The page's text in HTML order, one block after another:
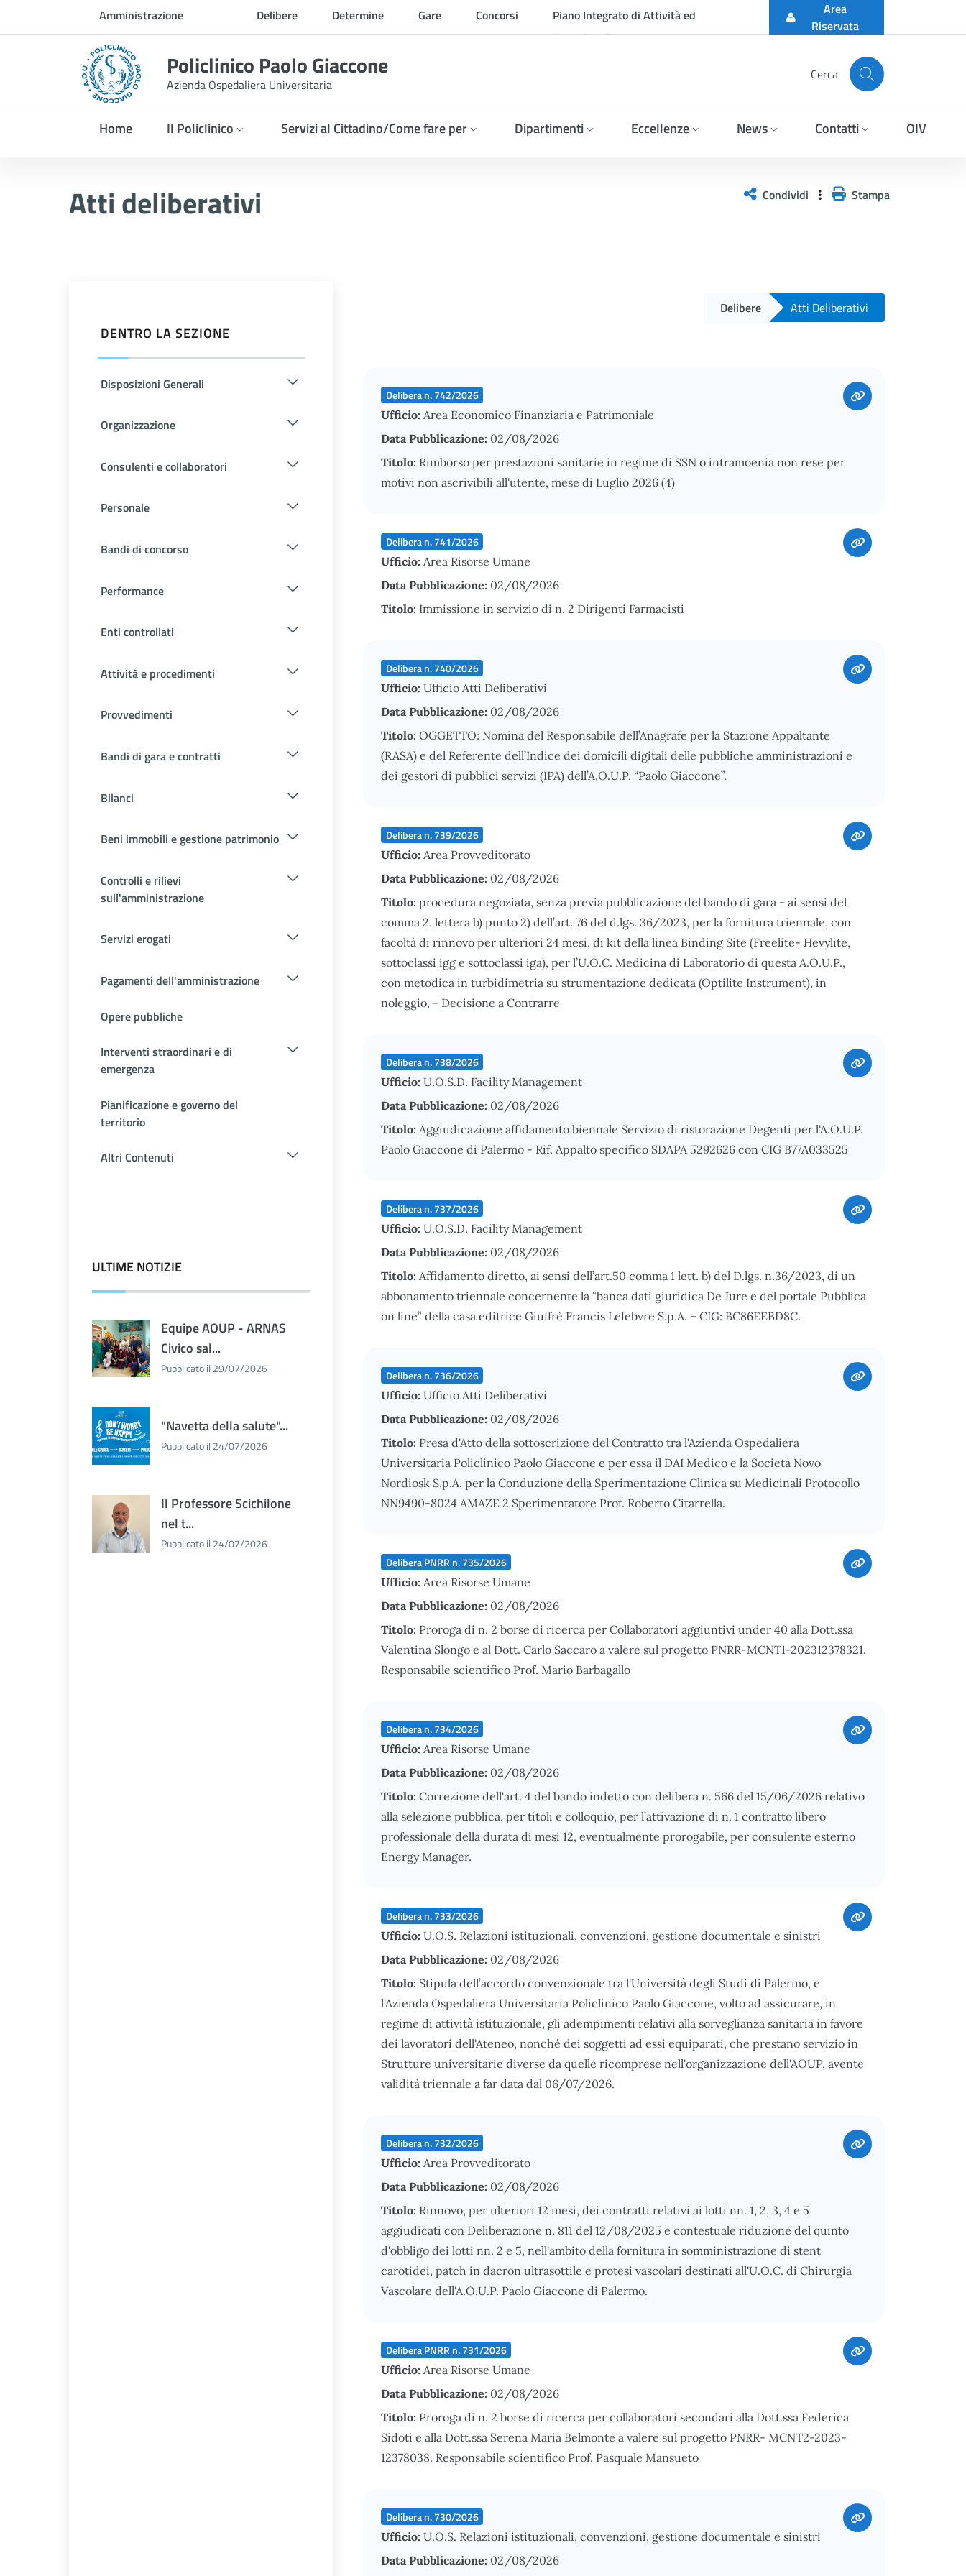
Skip to Main ContentAmministrazione
trasparente
Delibere Determine Gare Concorsi
Piano Integrato di Attività ed
Organizzazione
Area
Riservata
Policlinico Paolo Giaccone
Azienda Ospedaliera Universitaria
Cerca
Home Il Policlinico Servizi al Cittadino/Come fare per Dipartimenti Eccellenze News Contatti OIV
Atti deliberativi Condividi Stampa
DENTRO LA SEZIONE
Disposizioni Generali
Organizzazione
Consulenti e collaboratori
Personale
Bandi di concorso
Performance
Enti controllati
Attività e procedimenti
Provvedimenti
Bandi di gara e contratti
Bilanci
Beni immobili e gestione patrimonio
Controlli e rilievi
sull'amministrazione
Servizi erogati
Pagamenti dell'amministrazione
Opere pubbliche
Interventi straordinari e di
emergenza
Pianificazione e governo del
territorio
Altri Contenuti
ULTIME NOTIZIE
Equipe AOUP - ARNAS
Civico sal...
Pubblicato il 29/07/2026
"Navetta della salute"...
Pubblicato il 24/07/2026
Il Professore Scichilone
nel t...
Pubblicato il 24/07/2026
Delibere Atti Deliberativi
Delibera n. 742/2026
Ufficio: Area Economico Finanziaria e Patrimoniale
Data Pubblicazione: 02/08/2026
Titolo: Rimborso per prestazioni sanitarie in regime di SSN o intramoenia non rese per
motivi non ascrivibili all'utente, mese di Luglio 2026 (4)
Delibera n. 741/2026
Ufficio: Area Risorse Umane
Data Pubblicazione: 02/08/2026
Titolo: Immissione in servizio di n. 2 Dirigenti Farmacisti
Delibera n. 740/2026
Ufficio: Ufficio Atti Deliberativi
Data Pubblicazione: 02/08/2026
Titolo: OGGETTO: Nomina del Responsabile dell’Anagrafe per la Stazione Appaltante
(RASA) e del Referente dell’Indice dei domicili digitali delle pubbliche amministrazioni e
dei gestori di pubblici servizi (IPA) dell’A.O.U.P. “Paolo Giaccone”.
Delibera n. 739/2026
Ufficio: Area Provveditorato
Data Pubblicazione: 02/08/2026
Titolo: procedura negoziata, senza previa pubblicazione del bando di gara - ai sensi del
comma 2. lettera b) punto 2) dell’art. 76 del d.lgs. 36/2023, per la fornitura triennale, con
facoltà di rinnovo per ulteriori 24 mesi, di kit della linea Binding Site (Freelite- Hevylite,
sottoclassi igg e sottoclassi iga), per l’U.O.C. Medicina di Laboratorio di questa A.O.U.P.,
con metodica in turbidimetria su strumentazione dedicata (Optilite Instrument), in
noleggio, - Decisione a Contrarre
Delibera n. 738/2026
Ufficio: U.O.S.D. Facility Management
Data Pubblicazione: 02/08/2026
Titolo: Aggiudicazione affidamento biennale Servizio di ristorazione Degenti per l'A.O.U.P.
Paolo Giaccone di Palermo - Rif. Appalto specifico SDAPA 5292626 con CIG B77A033525
Delibera n. 737/2026
Ufficio: U.O.S.D. Facility Management
Data Pubblicazione: 02/08/2026
Titolo: Affidamento diretto, ai sensi dell’art.50 comma 1 lett. b) del D.lgs. n.36/2023, di un
abbonamento triennale concernente la “banca dati giuridica De Jure e del portale Pubblica
on line” della casa editrice Giuffrè Francis Lefebvre S.p.A. – CIG: BC86EEBD8C.
Delibera n. 736/2026
Ufficio: Ufficio Atti Deliberativi
Data Pubblicazione: 02/08/2026
Titolo: Presa d'Atto della sottoscrizione del Contratto tra l'Azienda Ospedaliera
Universitaria Policlinico Paolo Giaccone e per essa il DAI Medico e la Società Novo
Nordiosk S.p.A, per la Conduzione della Sperimentazione Clinica su Medicinali Protocollo
NN9490-8024 AMAZE 2 Sperimentatore Prof. Roberto Citarrella.
Delibera PNRR n. 735/2026
Ufficio: Area Risorse Umane
Data Pubblicazione: 02/08/2026
Titolo: Proroga di n. 2 borse di ricerca per Collaboratori aggiuntivi under 40 alla Dott.ssa
Valentina Slongo e al Dott. Carlo Saccaro a valere sul progetto PNRR-MCNT1-202312378321.
Responsabile scientifico Prof. Mario Barbagallo
Delibera n. 734/2026
Ufficio: Area Risorse Umane
Data Pubblicazione: 02/08/2026
Titolo: Correzione dell'art. 4 del bando indetto con delibera n. 566 del 15/06/2026 relativo
alla selezione pubblica, per titoli e colloquio, per l’attivazione di n. 1 contratto libero
professionale della durata di mesi 12, eventualmente prorogabile, per consulente esterno
Energy Manager.
Delibera n. 733/2026
Ufficio: U.O.S. Relazioni istituzionali, convenzioni, gestione documentale e sinistri
Data Pubblicazione: 02/08/2026
Titolo: Stipula dell’accordo convenzionale tra l'Università degli Studi di Palermo, e
l'Azienda Ospedaliera Universitaria Policlinico Paolo Giaccone, volto ad assicurare, in
regime di attività istituzionale, gli adempimenti relativi alla sorveglianza sanitaria in favore
dei lavoratori dell'Ateneo, nonché dei soggetti ad essi equiparati, che prestano servizio in
Strutture universitarie diverse da quelle ricomprese nell'organizzazione dell'AOUP, avente
validità triennale a far data dal 06/07/2026.
Delibera n. 732/2026
Ufficio: Area Provveditorato
Data Pubblicazione: 02/08/2026
Titolo: Rinnovo, per ulteriori 12 mesi, dei contratti relativi ai lotti nn. 1, 2, 3, 4 e 5
aggiudicati con Deliberazione n. 811 del 12/08/2025 e contestuale riduzione del quinto
d'obbligo dei lotti nn. 2 e 5, nell'ambito della fornitura in somministrazione di stent
carotidei, patch in dacron ultrasottile e protesi vascolari destinati all'U.O.C. di Chirurgia
Vascolare dell'A.O.U.P. Paolo Giaccone di Palermo.
Delibera PNRR n. 731/2026
Ufficio: Area Risorse Umane
Data Pubblicazione: 02/08/2026
Titolo: Proroga di n. 2 borse di ricerca per collaboratori secondari alla Dott.ssa Federica
Sidoti e alla Dott.ssa Serena Maria Belmonte a valere sul progetto PNRR- MCNT2-2023-
12378038. Responsabile scientifico Prof. Pasquale Mansueto
Delibera n. 730/2026
Ufficio: U.O.S. Relazioni istituzionali, convenzioni, gestione documentale e sinistri
Data Pubblicazione: 02/08/2026